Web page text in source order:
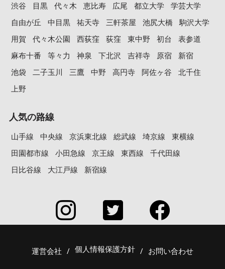
渋谷 目黒 代々木 恵比寿 広尾 都立大学
学芸大学
自由が丘
中目黒 祐天寺 三軒茶屋 池尻大橋
駒沢大学
用賀
代々木公園 西荻窪 荻窪 東中野 初台
表参道
麻布十番
等々力 神泉 下北沢 吉祥寺 原宿
新宿
池袋
二子玉川 三鷹 中野 高円寺 阿佐ヶ谷
北千住
上野
人気の路線
山手線 中央線 京浜東北線 総武線 埼京線
東横線
田園都市線
小田急線 京王線 東西線
千代田線
日比谷線
大江戸線 新宿線
運営会社 / 個人情報保護方針 / お問い合わせ